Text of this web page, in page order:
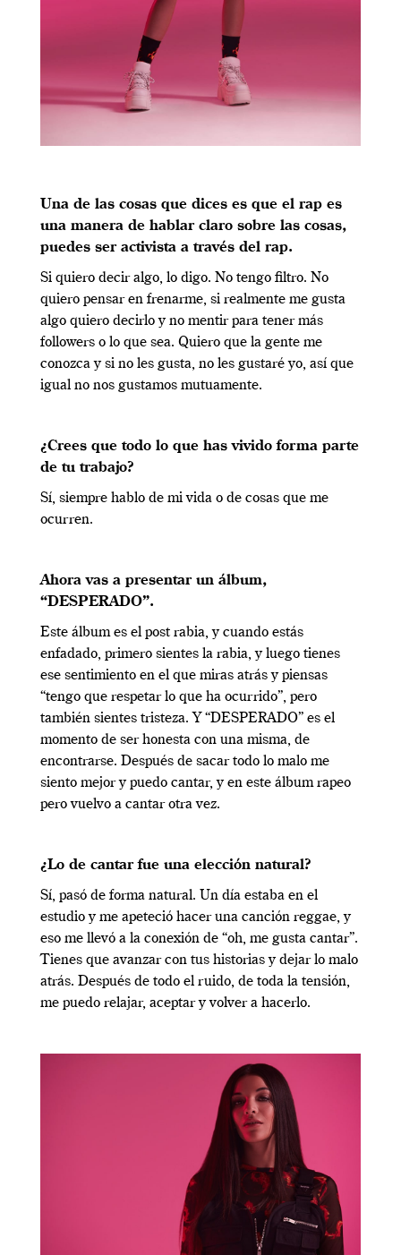
Una de las cosas que dices es que el rap es
una manera de hablar claro sobre las cosas,
puedes ser activista a través del rap.
Si quiero decir algo, lo digo. No tengo filtro. No
quiero pensar en frenarme, si realmente me gusta
algo quiero decirlo y no mentir para tener más
followers o lo que sea. Quiero que la gente me
conozca y si no les gusta, no les gustaré yo, así que
igual no nos gustamos mutuamente.
¿Crees que todo lo que has vivido forma parte
de tu trabajo?
Sí, siempre hablo de mi vida o de cosas que me
ocurren.
Ahora vas a presentar un álbum,
“DESPERADO”.
Este álbum es el post rabia, y cuando estás
enfadado, primero sientes la rabia, y luego tienes
ese sentimiento en el que miras atrás y piensas
“tengo que respetar lo que ha ocurrido”, pero
también sientes tristeza. Y “DESPERADO” es el
momento de ser honesta con una misma, de
encontrarse. Después de sacar todo lo malo me
siento mejor y puedo cantar, y en este álbum rapeo
pero vuelvo a cantar otra vez.
¿Lo de cantar fue una elección natural?
Sí, pasó de forma natural. Un día estaba en el
estudio y me apeteció hacer una canción reggae, y
eso me llevó a la conexión de “oh, me gusta cantar”.
Tienes que avanzar con tus historias y dejar lo malo
atrás. Después de todo el ruido, de toda la tensión,
me puedo relajar, aceptar y volver a hacerlo.